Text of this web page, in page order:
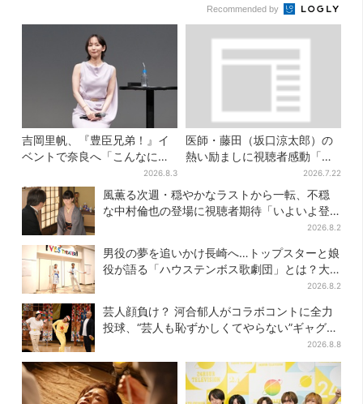
Recommended by
吉岡里帆、『豊臣兄弟！』イ
ベントで奈良へ「こんなに楽
しんでもらえてうれしい」2026.8.3
医師・藤田（坂口涼太郎）の
熱い励ましに視聴者感動「泣
かされると思ってなかった」
2026.7.22
風薫る次週・穏やかなラストから一転、不穏
な中村倫也の登場に視聴者期待「いよいよ登
2026.8.2
男役の夢を追いかけ長崎へ…トップスターと娘
役が語る「ハウステンボス歌劇団」とは？大
2026.8.2
芸人顔負け？ 河合郁人がコラボコントに全力
投球、“芸人も恥ずかしくてやらない”ギャグに
2026.8.8